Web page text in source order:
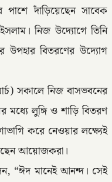
দাঁড়িয়েছেন সাবেক
নিজ উদ্যোগে তিনি
উপহার বিতরণের উদ্যোগ
সকালে নিজ বাসভবনের
মধ্যে লুঙ্গি ও শাড়ি বিতরণ
করে নেওয়ার লক্ষ্যেই
আয়োজকরা।
“ঈদ মানেই আনন্দ। সেই